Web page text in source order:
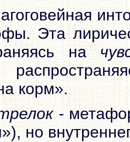
Эта
на
корм».
-
но